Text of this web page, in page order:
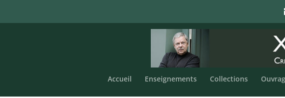
Accueil Enseignements Collections